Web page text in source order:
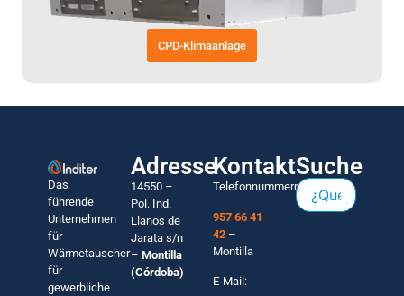
CPD-Klimaanlage
Das
führende
Unternehmen
für
Wärmetauscher
für
gewerbliche
Adresse
14550 –
Pol. Ind.
Llanos de
Jarata s/n
– Montilla
(Córdoba)
Kontakt
Telefonnummern:
957 66 41
42 –
Montilla
E-Mail:
Suche